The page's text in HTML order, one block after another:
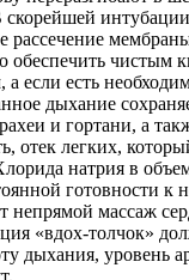
рассечение
обеспечить чистым
если есть
дыхание
и гортани, а
отек легких,
натрия в
готовности
массаж
«вдох-толчок»
дыхания, уровень